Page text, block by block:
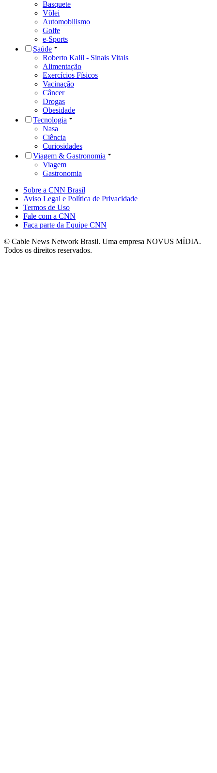
Basquete
Vôlei
Automobilismo
Golfe
e-Sports
Saúde
Roberto Kalil - Sinais Vitais
Alimentação
Exercícios Físicos
Vacinação
Câncer
Drogas
Obesidade
Tecnologia
Nasa
Ciência
Curiosidades
Viagem & Gastronomia
Viagem
Gastronomia
Sobre a CNN Brasil
Aviso Legal e Política de Privacidade
Termos de Uso
Fale com a CNN
Faça parte da Equipe CNN
© Cable News Network Brasil. Uma empresa NOVUS MÍDIA.
Todos os direitos reservados.